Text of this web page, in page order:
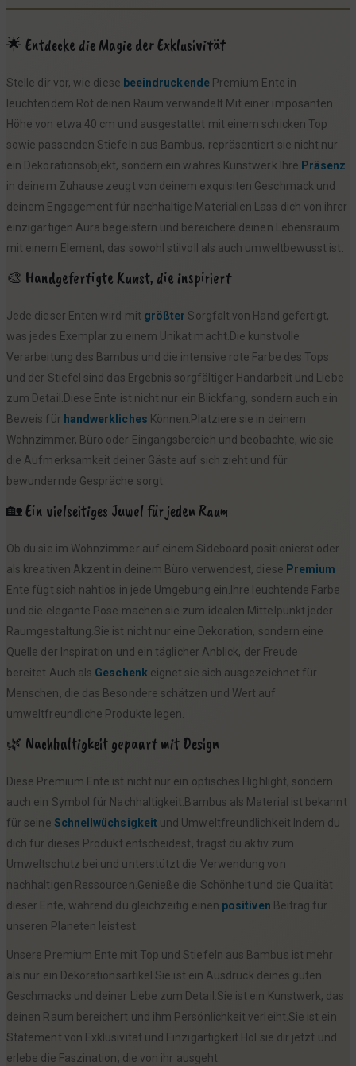
🌟 Entdecke die Magie der Exklusivität
Stelle dir vor, wie diese beeindruckendePremium Ente in
leuchtendem Rot deinen Raum verwandelt.Mit einer imposanten
Höhe von etwa 40 cm und ausgestattet mit einem schicken Top
sowie passenden Stiefeln aus Bambus, repräsentiert sie nicht nur
ein Dekorationsobjekt, sondern ein wahres Kunstwerk.Ihre Präsenz
in deinem Zuhause zeugt von deinem exquisiten Geschmack und
deinem Engagement für nachhaltige Materialien.Lass dich von ihrer
einzigartigen Aura begeistern und bereichere deinen Lebensraum
mit einem Element, das sowohl stilvoll als auch umweltbewusst ist.
🎨 Handgefertigte Kunst, die inspiriert
Jede dieser Enten wird mit größter Sorgfalt von Hand gefertigt,
was jedes Exemplar zu einem Unikat macht.Die kunstvolle
Verarbeitung des Bambus und die intensive rote Farbe des Tops
und der Stiefel sind das Ergebnis sorgfältiger Handarbeit und Liebe
zum Detail.Diese Ente ist nicht nur ein Blickfang, sondern auch ein
Beweis für handwerkliches Können.Platziere sie in deinem
Wohnzimmer, Büro oder Eingangsbereich und beobachte, wie sie
die Aufmerksamkeit deiner Gäste auf sich zieht und für
bewundernde Gespräche sorgt.
🏡 Ein vielseitiges Juwel für jeden Raum
Ob du sie im Wohnzimmer auf einem Sideboard positionierst oder
als kreativen Akzent in deinem Büro verwendest, diese Premium
Ente fügt sich nahtlos in jede Umgebung ein.Ihre leuchtende Farbe
und die elegante Pose machen sie zum idealen Mittelpunkt jeder
Raumgestaltung.Sie ist nicht nur eine Dekoration, sondern eine
Quelle der Inspiration und ein täglicher Anblick, der Freude
bereitet.Auch als Geschenkeignet sie sich ausgezeichnet für
Menschen, die das Besondere schätzen und Wert auf
umweltfreundliche Produkte legen.
🌿 Nachhaltigkeit gepaart mit Design
Diese Premium Ente ist nicht nur ein optisches Highlight, sondern
auch ein Symbol für Nachhaltigkeit.Bambus als Material ist bekannt
für seine Schnellwüchsigkeit und Umweltfreundlichkeit.Indem du
dich für dieses Produkt entscheidest, trägst du aktiv zum
Umweltschutz bei und unterstützt die Verwendung von
nachhaltigen Ressourcen.Genieße die Schönheit und die Qualität
dieser Ente, während du gleichzeitig einen positiven Beitrag für
unseren Planeten leistest.
Unsere Premium Ente mit Top und Stiefeln aus Bambus ist mehr
als nur ein Dekorationsartikel.Sie ist ein Ausdruck deines guten
Geschmacks und deiner Liebe zum Detail.Sie ist ein Kunstwerk, das
deinen Raum bereichert und ihm Persönlichkeit verleiht.Sie ist ein
Statement von Exklusivität und Einzigartigkeit.Hol sie dir jetzt und
erlebe die Faszination, die von ihr ausgeht.